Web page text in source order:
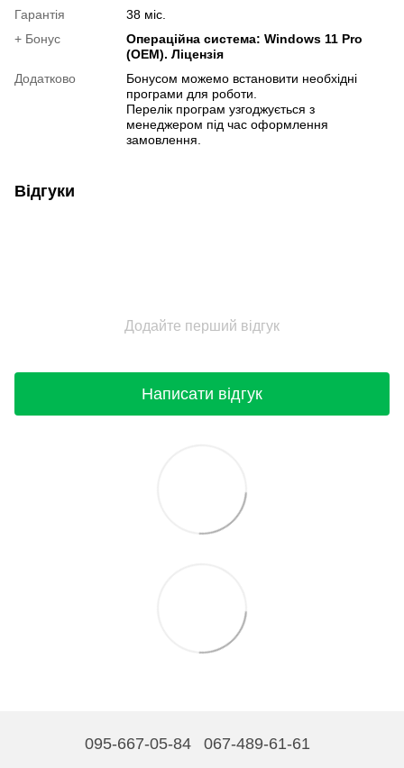
Гарантія
38 міс.
+ Бонус
Операційна система: Windows 11 Pro
(OEM). Ліцензія
Додатково
Бонусом можемо встановити необхідні
програми для роботи.
Перелік програм узгоджується з
менеджером під час оформлення
замовлення.
Відгуки
Додайте перший відгук
Написати відгук
095-667-05-84 067-489-61-61